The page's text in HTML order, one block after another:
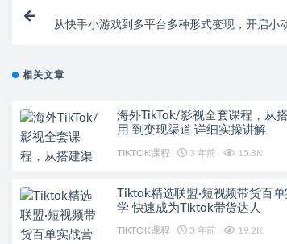
从快手小游戏到多平台多种形式变现，开启小
相关文章
海外TikTok/影视全套课程，从
用 到变现渠道 详细实操讲解
TIKTOK课程 3 年前 15.8K
Tiktok精选联盟·短视频带货百
学 快速成为Tiktok带货达人
TIKTOK课程 3 年前 19.2K